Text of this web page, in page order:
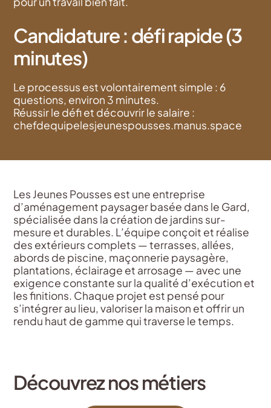
Candidature : défi rapide (3
minutes)
Le processus est volontairement simple : 6
questions, environ 3 minutes.
Réussir le défi et découvrir le salaire :
chefdequipelesjeunespousses.manus.space
Les Jeunes Pousses est une entreprise
d’aménagement paysager basée dans le Gard,
spécialisée dans la création de jardins sur-
mesure et durables. L’équipe conçoit et réalise
des extérieurs complets — terrasses, allées,
abords de piscine, maçonnerie paysagère,
plantations, éclairage et arrosage — avec une
exigence constante sur la qualité d’exécution et
les finitions. Chaque projet est pensé pour
s’intégrer au lieu, valoriser la maison et offrir un
rendu haut de gamme qui traverse le temps.
Découvrez nos métiers